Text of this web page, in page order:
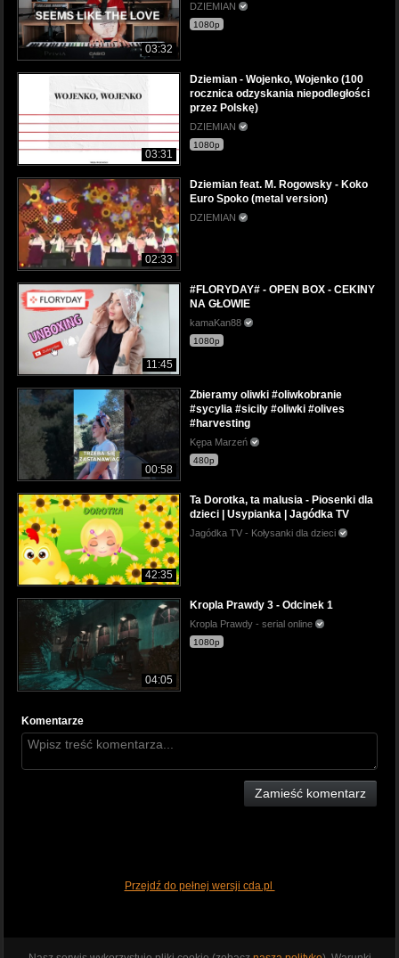
03:32
DZIEMIAN
1080p
03:31
Dziemian - Wojenko, Wojenko (100
rocznica odzyskania niepodległości
przez Polskę)
DZIEMIAN
1080p
02:33
Dziemian feat. M. Rogowsky - Koko
Euro Spoko (metal version)
DZIEMIAN
11:45
#FLORYDAY# - OPEN BOX - CEKINY
NA GŁOWIE
kamaKan88
1080p
00:58
Zbieramy oliwki #oliwkobranie
#sycylia #sicily #oliwki #olives
#harvesting
Kępa Marzeń
480p
42:35
Ta Dorotka, ta malusia - Piosenki dla
dzieci | Usypianka | Jagódka TV
Jagódka TV - Kołysanki dla dzieci
04:05
Kropla Prawdy 3 - Odcinek 1
Kropla Prawdy - serial online
1080p
Komentarze
Zamieść komentarz
Przejdź do pełnej wersji cda.pl